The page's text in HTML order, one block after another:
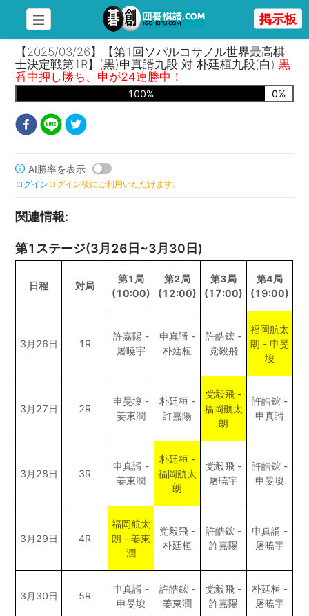
掲示板
【2025/03/26】【第1回ソパルコサノル世界最高棋
士決定戦第1R】(黒)申真諝九段 対 朴廷桓九段(白)黒
番中押し勝ち、申が24連勝中！
100% 0%
AI勝率を表示
ログイン ログイン後にご利用いただけます。
関連情報:
第1ステージ(3月26日~3月30日)
日程 対局
第1局
(10:00)
第2局
(12:00)
第3局
(17:00)
第4局
(19:00)
3月26日 1R
許嘉陽 -
屠暁宇
申真諝 -
朴廷桓
許皓鋐 -
党毅飛
福岡航太
朗 - 申旻
埈
3月27日 2R
申旻埈 -
姜東潤
朴廷桓 -
許嘉陽
党毅飛 -
福岡航太
朗
許皓鋐 -
申真諝
3月28日 3R
申真諝 -
姜東潤
朴廷桓 -
福岡航太
朗
党毅飛 -
屠暁宇
許皓鋐 -
申旻埈
3月29日 4R
福岡航太
朗 - 姜東
潤
党毅飛 -
朴廷桓
許皓鋐 -
許嘉陽
申真諝 -
屠暁宇
3月30日 5R
申真諝 -
申旻埈
許皓鋐 -
姜東潤
党毅飛 -
許嘉陽
朴廷桓 -
屠暁宇